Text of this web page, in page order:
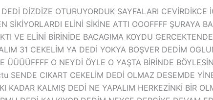
DİZDİZE OTURUYORDUK SAYFALARI CEVİRDİKCE
ELİNİ SİKİNE ATTI OOOFFFF ŞURAYA
VE ELİNİ BİRİNİDE BACAGIMA KOYDU
31 CEKELİM YA DEDİ YOKYA BOŞVER DEDİM
O NEYDİ ÖYLE O YAŞTA BİRİNDE
CIKART CEKELİM DEDİ OLMAZ DESEMDE
KADAR KALMIŞ DEDİ NE YAPALIM HERKEZİNKİ BİR